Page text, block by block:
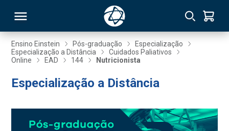
Ensino Einstein Pós-graduação
Especialização
Especialização a Distância
Cuidados Paliativos
Online
EAD 144 Nutricionista
Especialização a Distância